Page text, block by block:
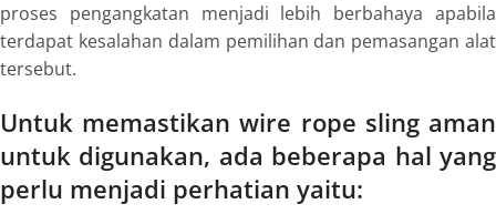
proses pengangkatan menjadi lebih berbahaya apabila
terdapat kesalahan dalam pemilihan dan pemasangan alat
tersebut.
Untuk memastikanwire rope sling aman
untuk digunakan, ada beberapa hal yang
perlu menjadi perhatian yaitu: